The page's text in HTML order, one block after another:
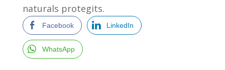
naturals protegits.
Facebook LinkedIn
WhatsApp